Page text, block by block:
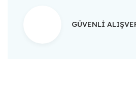
GÜVENLİ